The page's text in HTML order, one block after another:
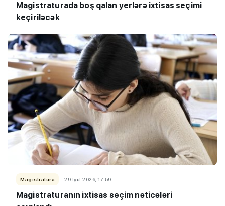
Magistraturada boş qalan yerlərə ixtisas seçimi
keçiriləcək
Magistratura 29 İyul 2026, 17:59
Magistraturanın ixtisas seçim nəticələri